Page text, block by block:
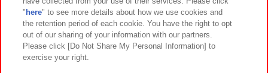
関連会社 サステナビリティ サイトポリシー
プライバシーポリシー ウェブアクセシビリティ方針と検証結果
お取引先さまとともに
" here" to see more details about how we use cookies and
the retention period of each cookie. You have the right to opt
out of our sharing of your information with our partners.
Please click [Do Not Share My Personal Information] to
exercise your right.